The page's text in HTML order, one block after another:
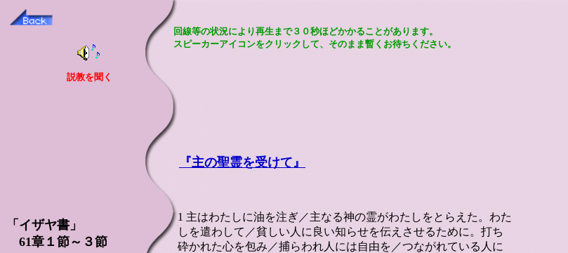
説教を聞く
1 主はわたしに油を注ぎ／主なる神の霊がわたしをとらえた。わた
しを遣わして／貧しい人に良い知らせを伝えさせるために。打ち
砕かれた心を包み／捕らわれ人には自由を／つながれている人に
回線等の状況により再生まで３０秒ほどかかることがあります。
スピーカーアイコンをクリックして、そのまま暫くお待ちください。
『主の聖霊を受けて』
「イザヤ書」
61章１節～３節